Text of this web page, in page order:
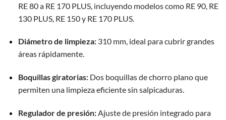
RE 80 a RE 170 PLUS, incluyendo modelos como RE 90, RE
130 PLUS, RE 150 y RE 170 PLUS.
Diámetro de limpieza: 310 mm, ideal para cubrir grandes
áreas rápidamente.
Boquillas giratorias: Dos boquillas de chorro plano que
permiten una limpieza eficiente sin salpicaduras.
Regulador de presión:Ajuste de presión integrado para